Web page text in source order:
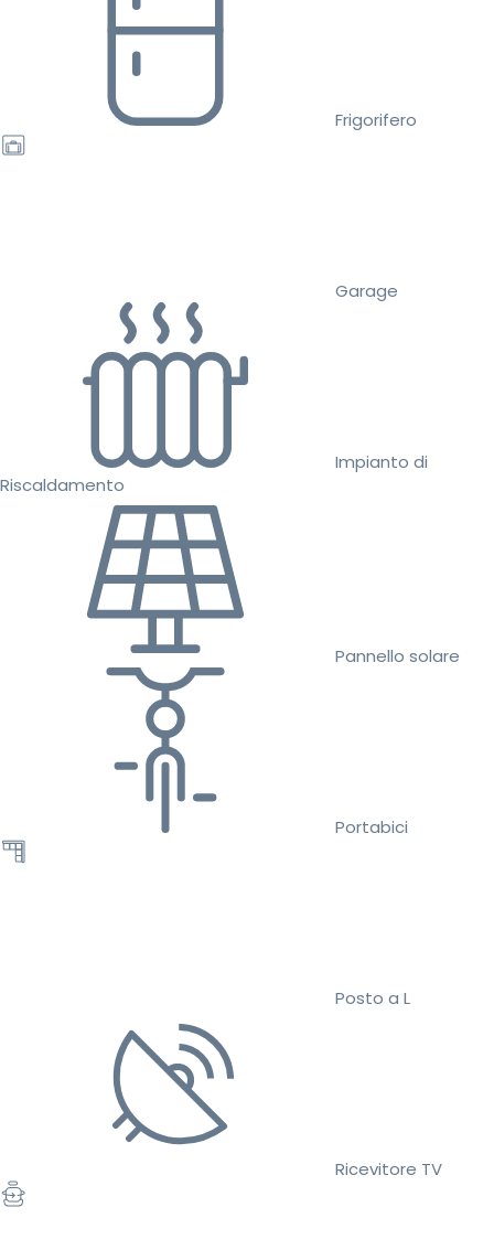
Frigorifero
Garage
Impianto di
Riscaldamento
Pannello solare
Portabici
Posto a L
Ricevitore TV